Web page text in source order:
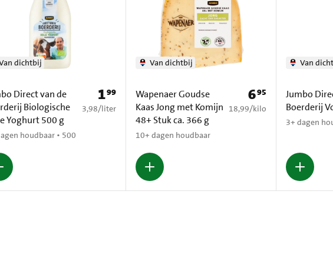
Direct van de
Biologische
Yoghurt 500 g
houdbaar • 500
dichtbij
Prijs: € 1,99
199
€ 3,98 per liter
3,98/liter
Wapenaer Goudse
Kaas Jong met Komijn
48+ Stuk ca. 366 g
10+ dagen houdbaar
Van dichtbij
Prijs: € 6,95
695
€ 18,99 per kilo
18,99/kilo
Jumbo
Boerderij
3+ dagen
Van